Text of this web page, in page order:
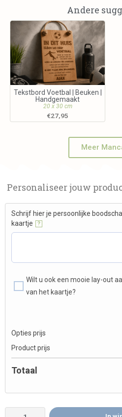
Andere
Tekstbord Voetbal | Beuken |
Handgemaakt
20 x 30 cm
€27,95
Meer
Personaliseer jouw
Schrijf hier je persoonlijke
kaartje
?
Wilt u ook een mooie lay-out
van het kaartje?
Opties prijs
Product prijs
Totaal